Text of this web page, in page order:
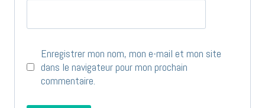
Enregistrer mon nom, mon e-mail et mon site
dans le navigateur pour mon prochain
commentaire.